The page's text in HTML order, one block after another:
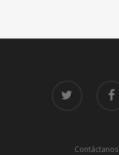
Contáctanos